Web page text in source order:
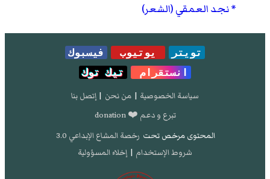
نجد العمقي (الشعر)
تويتر يوتيوب
فيسبوك
انستقرام
تيك توك
سياسة الخصوصية | من نحن | إتصل بنا
تبرع و دعم ❤️ donation
المحتوى مرخص تحت رخصة المشاع الإبداعي 3.0
شروط الإستخدام | إخلاء المسؤولية